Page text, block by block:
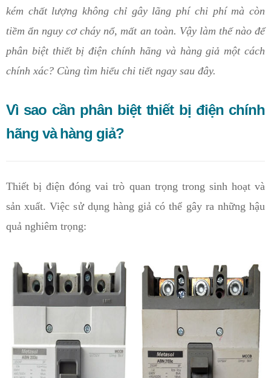
kém chất lượng không chỉ gây lãng phí chi phí mà còn
tiềm ẩn nguy cơ cháy nổ, mất an toàn. Vậy làm thế nào để
phân biệt thiết bị điện chính hãng và hàng giả một cách
chính xác? Cùng tìm hiểu chi tiết ngay sau đây.
Vì sao cần phân biệt thiết bị điện chính
hãng và hàng giả?
Thiết bị điện đóng vai trò quan trọng trong sinh hoạt và
sản xuất. Việc sử dụng hàng giả có thể gây ra những hậu
quả nghiêm trọng: